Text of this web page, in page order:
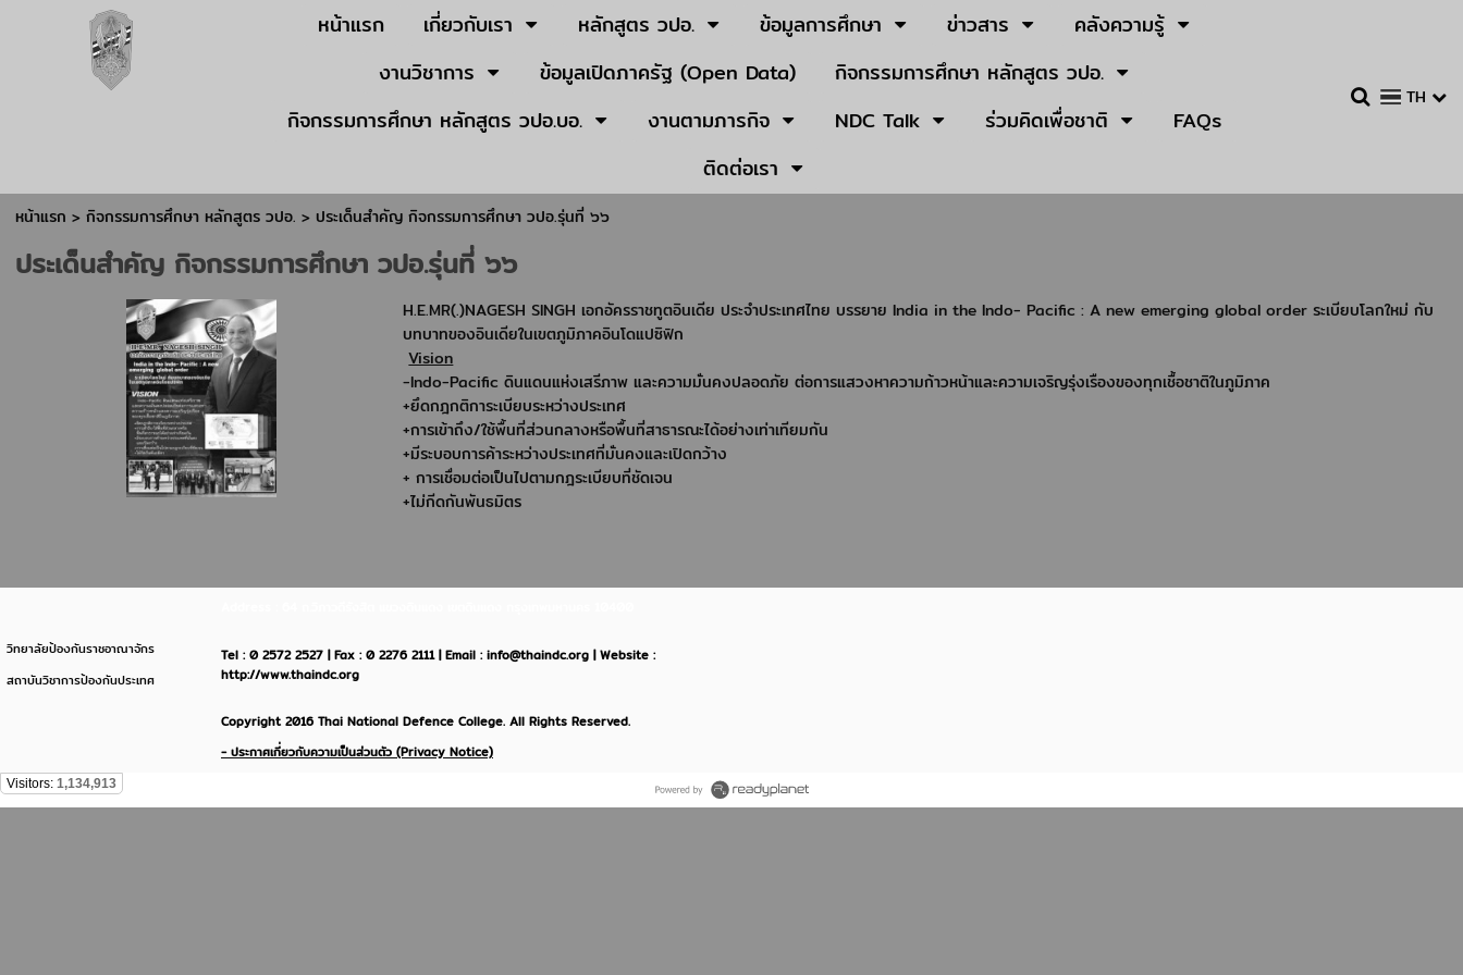
หน้าแรก เกี่ยวกับเรา หลักสูตร วปอ. ข้อมูลการศึกษา ข่าวสาร
คลังความรู้
งานวิชาการ
ข้อมูลเปิดภาครัฐ (Open Data)
กิจกรรมการศึกษา หลักสูตร วปอ.
กิจกรรมการศึกษา หลักสูตร วปอ.บอ.
งานตามภารกิจ NDC Talk ร่วมคิดเพื่อชาติ
FAQs
ติดต่อเรา
TH
หน้าแรก > กิจกรรมการศึกษา หลักสูตร วปอ. > ประเด็นสำคัญ กิจกรรมการศึกษา วปอ.รุ่นที่ ๖๖
ประเด็นสำคัญ กิจกรรมการศึกษา วปอ.รุ่นที่ ๖๖
H.E.MR(.)NAGESH SINGH เอกอัครราชทูตอินเดีย ประจำประเทศไทย บรรยาย India in the Indo- Pacific : A new emerging global order ระเบียบโลกใหม่ กับ
บทบาทของอินเดียในเขตภูมิภาคอินโดแปซิฟิก
Vision
-Indo-Pacific ดินแดนแห่งเสรีภาพ และความมั่นคงปลอดภัย ต่อการแสวงหาความก้าวหน้าและความเจริญรุ่งเรืองของทุกเชื้อชาติในภูมิภาค
+ยึดกฎกติการะเบียบระหว่างประเทศ
+การเข้าถึง/ใช้พื้นที่ส่วนกลางหรือพื้นที่สาธารณะได้อย่างเท่าเทียมกัน
+มีระบอบการค้าระหว่างประเทศที่มั่นคงและเปิดกว้าง
+ การเชื่อมต่อเป็นไปตามกฎระเบียบที่ชัดเจน
+ไม่กีดกันพันธมิตร
วิทยาลัยป้องกันราชอาณาจักร
สถาบันวิชาการป้องกันประเทศ
Tel : 0 2572 2527 | Fax : 0 2276 2111 | Email : info@thaindc.org | Website :
http://www.thaindc.org
Copyright 2016 Thai National Defence College. All Rights Reserved.
- ประกาศเกี่ยวกับความเป็นส่วนตัว (Privacy Notice)
Visitors: 1,134,913